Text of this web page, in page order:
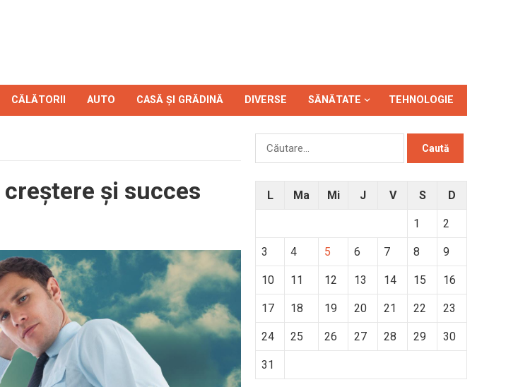
CĂLĂTORII AUTO CASĂ ȘI GRĂDINĂ DIVERSE SĂNĂTATE TEHNOLOGIE
și succes
Caută
L Ma Mi J V S D
1 2
3 4 5 6 7 8 9
10 11 12 13 14 15 16
17 18 19 20 21 22 23
24 25 26 27 28 29 30
31